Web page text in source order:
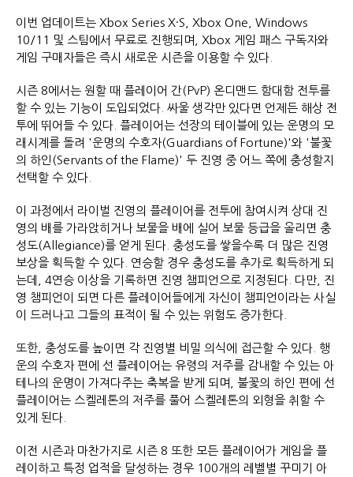
이번 업데이트는 Xbox Series X·S, Xbox One, Windows
10/11 및 스팀에서 무료로 진행되며, Xbox 게임 패스 구독자와
게임 구매자들은 즉시 새로운 시즌을 이용할 수 있다.
시즌 8에서는 원할 때 플레이어 간(PvP) 온디맨드 함대함 전투를
할 수 있는 기능이 도입되었다. 싸울 생각만 있다면 언제든 해상 전
투에 뛰어들 수 있다. 플레이어는 선장의 테이블에 있는 운명의 모
래시계를 돌려 '운명의 수호자(Guardians of Fortune)'와 '불꽃
의 하인(Servants of the Flame)' 두 진영 중 어느 쪽에 충성할지
선택할 수 있다.
이 과정에서 라이벌 진영의 플레이어를 전투에 참여시켜 상대 진
영의 배를 가라앉히거나 보물을 배에 실어 보물 등급을 올리면 충
성도(Allegiance)를 얻게 된다. 충성도를 쌓을수록 더 많은 진영
보상을 획득할 수 있다. 연승할 경우 충성도를 추가로 획득하게 되
는데, 4연승 이상을 기록하면 진영 챔피언으로 지정된다. 다만, 진
영 챔피언이 되면 다른 플레이어들에게 자신이 챔피언이라는 사실
이 드러나고 그들의 표적이 될 수 있는 위험도 증가한다.
또한, 충성도를 높이면 각 진영별 비밀 의식에 접근할 수 있다. 행
운의 수호자 편에 선 플레이어는 유령의 저주를 감내할 수 있는 아
테나의 운명이 가져다주는 축복을 받게 되며, 불꽃의 하인 편에 선
플레이어는 스켈레톤의 저주를 풀어 스켈레톤의 외형을 취할 수
있게 된다.
이전 시즌과 마찬가지로 시즌 8 또한 모든 플레이어가 게임을 플
레이하고 특정 업적을 달성하는 경우 100개의 레벨별 꾸미기 아